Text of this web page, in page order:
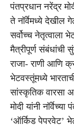
पंतप्रधान नरेंद्र
ते नॉर्वेमध्ये देखील
सर्वोच्च नेतृत्वाला
मैत्रीपूर्ण संबंधांची
राजा- राणी आणि
भेटवस्तूंमध्ये
सांस्कृतिक वारसा
मोदी यांनी
‘ऑर्किड पेपरवेट’